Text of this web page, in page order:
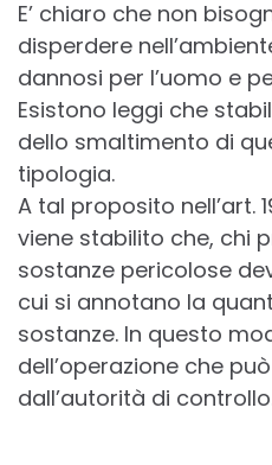
E’ chiaro che non
disperdere
dannosi per l’uomo e
Esistono leggi che
dello smaltimento di
tipologia.
A tal proposito nell’art.
viene stabilito che, chi
sostanze pericolose
cui si annotano la
sostanze. In questo
dell’operazione che
dall’autorità di